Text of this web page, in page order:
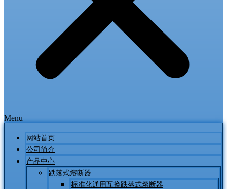
Menu
网站首页
公司简介
产品中心
跌落式熔断器
标准化通用互换跌落式熔断器